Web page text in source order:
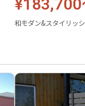
和モダン&スタイリッ